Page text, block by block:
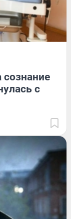
сознание
с